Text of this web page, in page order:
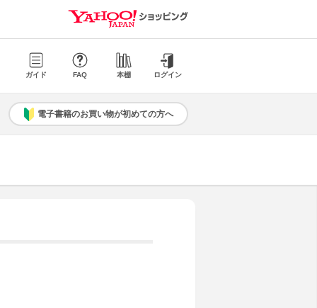
ガイド FAQ 本棚 ログイン
電子書籍のお買い物が初めての方へ